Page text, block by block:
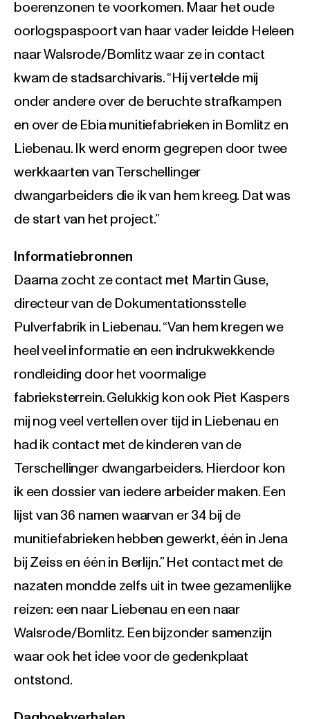
boerenzonen te voorkomen. Maar het oude
oorlogspaspoort van haar vader leidde Heleen
naar Walsrode/Bomlitz waar ze in contact
kwam de stadsarchivaris. “Hij vertelde mij
onder andere over de beruchte strafkampen
en over de Ebia munitiefabrieken in Bomlitz en
Liebenau. Ik werd enorm gegrepen door twee
werkkaarten van Terschellinger
dwangarbeiders die ik van hem kreeg. Dat was
de start van het project.”
Informatiebronnen
Daarna zocht ze contact met Martin Guse,
directeur van de Dokumentationsstelle
Pulverfabrik in Liebenau. “Van hem kregen we
heel veel informatie en een indrukwekkende
rondleiding door het voormalige
fabrieksterrein. Gelukkig kon ook Piet Kaspers
mij nog veel vertellen over tijd in Liebenau en
had ik contact met de kinderen van de
Terschellinger dwangarbeiders. Hierdoor kon
ik een dossier van iedere arbeider maken. Een
lijst van 36 namen waarvan er 34 bij de
munitiefabrieken hebben gewerkt, één in Jena
bij Zeiss en één in Berlijn.” Het contact met de
nazaten mondde zelfs uit in twee gezamenlijke
reizen: een naar Liebenau en een naar
Walsrode/Bomlitz. Een bijzonder samenzijn
waar ook het idee voor de gedenkplaat
ontstond.